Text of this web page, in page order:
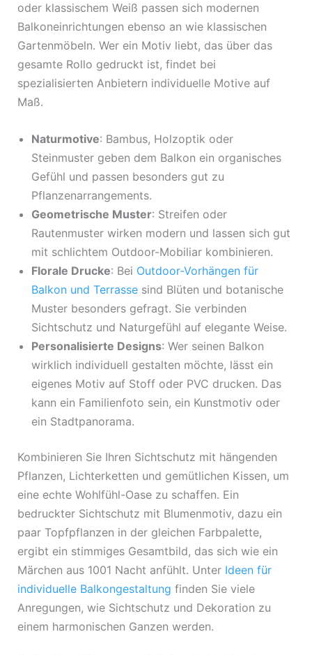
oder klassischem Weiß passen sich modernen
Balkoneinrichtungen ebenso an wie klassischen
Gartenmöbeln. Wer ein Motiv liebt, das über das
gesamte Rollo gedruckt ist, findet bei
spezialisierten Anbietern individuelle Motive auf
Maß.
Naturmotive: Bambus, Holzoptik oder
Steinmuster geben dem Balkon ein organisches
Gefühl und passen besonders gut zu
Pflanzenarrangements.
Geometrische Muster: Streifen oder
Rautenmuster wirken modern und lassen sich gut
mit schlichtem Outdoor-Mobiliar kombinieren.
Florale Drucke: Bei Outdoor-Vorhängen für
Balkon und Terrassesind Blüten und botanische
Muster besonders gefragt. Sie verbinden
Sichtschutz und Naturgefühl auf elegante Weise.
Personalisierte Designs: Wer seinen Balkon
wirklich individuell gestalten möchte, lässt ein
eigenes Motiv auf Stoff oder PVC drucken. Das
kann ein Familienfoto sein, ein Kunstmotiv oder
ein Stadtpanorama.
Kombinieren Sie Ihren Sichtschutz mit hängenden
Pflanzen, Lichterketten und gemütlichen Kissen, um
eine echte Wohlfühl-Oase zu schaffen. Ein
bedruckter Sichtschutz mit Blumenmotiv, dazu ein
paar Topfpflanzen in der gleichen Farbpalette,
ergibt ein stimmiges Gesamtbild, das sich wie ein
Märchen aus 1001 Nacht anfühlt. Unter Ideen für
individuelle Balkongestaltung finden Sie viele
Anregungen, wie Sichtschutz und Dekoration zu
einem harmonischen Ganzen werden.